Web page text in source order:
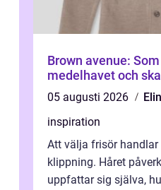
Brown avenue:
medelhavet och
05 augusti 2026
inspiration
Att välja frisör
klippning. Håret
uppfattar sig själva,